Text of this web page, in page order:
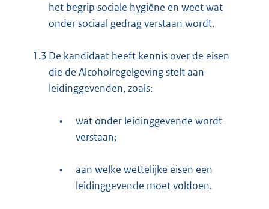
het begrip sociale hygiëne en weet wat
onder sociaal gedrag verstaan wordt.
1.3 De kandidaat heeft kennis over de eisen
die de Alcoholregelgeving stelt aan
leidinggevenden, zoals:
•
wat onder leidinggevende wordt
verstaan;
•
aan welke wettelijke eisen een
leidinggevende moet voldoen.